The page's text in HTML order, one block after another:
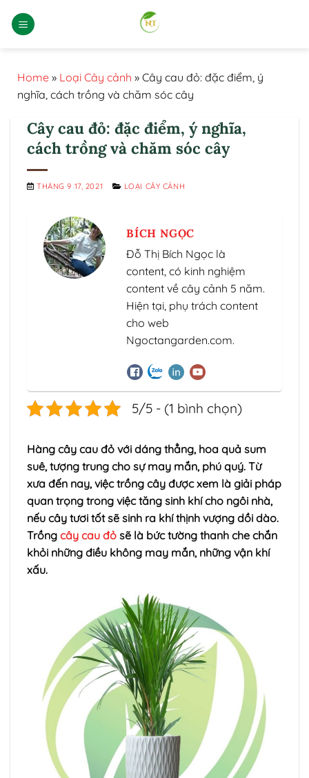
qua
Home » Loại Cây cảnh » Cây cau đỏ: đặc điểm, ý
nghĩa, cách trồng và chăm sóc cây
Cây cau đỏ: đặc điểm, ý nghĩa,
cách trồng và chăm sóc cây
THÁNG 9 17, 2021 LOẠI CÂY CẢNH
BÍCH NGỌC
Đỗ Thị Bích Ngọc là
content, có kinh nghiệm
content về cây cảnh 5 năm.
Hiện tại, phụ trách content
cho web
Ngoctangarden.com.
5/5 - (1 bình chọn)
Hàng cây cau đỏ với dáng thẳng, hoa quả sum
suê, tượng trung cho sự may mắn, phú quý. Từ
xưa đến nay, việc trồng cây được xem là giải pháp
quan trọng trong việc tăng sinh khí cho ngôi nhà,
nếu cây tươi tốt sẽ sinh ra khí thịnh vượng dồi dào.
Trồng cây cau đỏ sẽ là bức tường thanh che chắn
khỏi những điều không may mắn, những vận khí
xấu.